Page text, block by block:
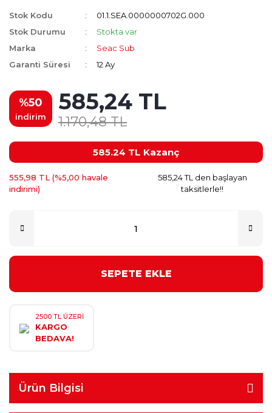
Stok Kodu
01.1.SEA.0000000702G.000
Stok Durumu
Stokta var
Marka
Seac Sub
Garanti Süresi
12 Ay
%50
indirim
585,24 TL
1.170,48 TL
585.24 TL Kazanç
555,98 TL (%5,00 havale
indirimi)
585,24 TL den başlayan
taksitlerle!!
SEPETE EKLE
2500 TL ÜZERİ
KARGO
BEDAVA!
Ürün Bilgisi